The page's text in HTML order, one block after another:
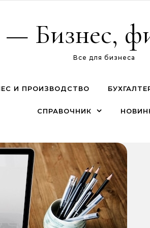
Бизнес,
Все для бизнеса
И ПРОИЗВОДСТВО
СПРАВОЧНИК